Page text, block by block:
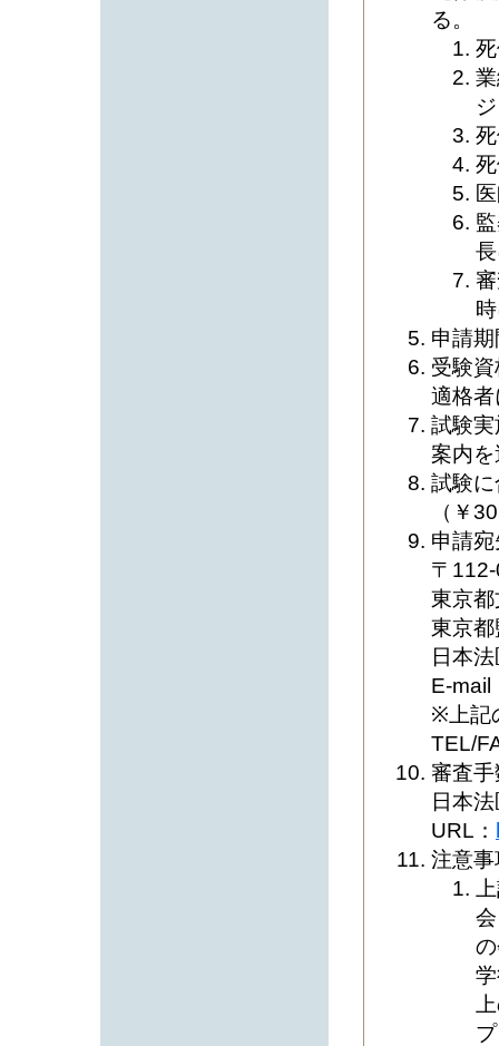
る。
申請
受験
適格
試験
案内
試験
（￥
申請
〒
東京
東京
日本
E-
※上記
TEL/
審査
日本
URL：
注意事